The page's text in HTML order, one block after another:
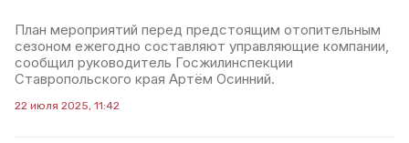
План мероприятий перед предстоящим отопительным
сезоном ежегодно составляют управляющие компании,
сообщил руководитель Госжилинспекции
Ставропольского края Артём Осинний.
22 июля 2025, 11:42